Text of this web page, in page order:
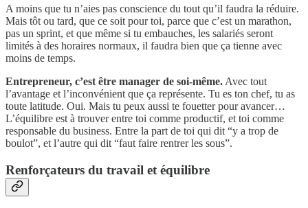
A moins que tu n’aies pas conscience du tout qu’il faudra la réduire.
Mais tôt ou tard, que ce soit pour toi, parce que c’est un marathon,
pas un sprint, et que même si tu embauches, les salariés seront
limités à des horaires normaux, il faudra bien que ça tienne avec
moins de temps.
Entrepreneur, c’est être manager de soi-même. Avec tout
l’avantage et l’inconvénient que ça représente. Tu es ton chef, tu as
toute latitude. Oui. Mais tu peux aussi te fouetter pour avancer…
L’équilibre est à trouver entre toi comme productif, et toi comme
responsable du business. Entre la part de toi qui dit “y a trop de
boulot”, et l’autre qui dit “faut faire rentrer les sous”.
Renforçateurs du travail et équilibre